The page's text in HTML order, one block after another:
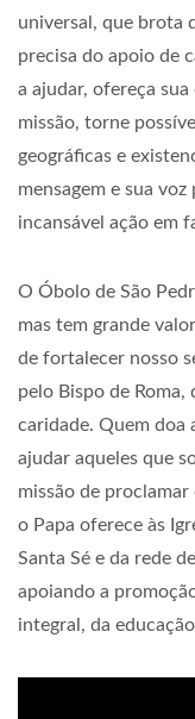
universal, que brota
precisa do apoio de
a ajudar, ofereça
missão, torne
geográficas e
mensagem e sua
incansável ação em
O Óbolo de São
mas tem grande
de fortalecer nosso
pelo Bispo de Roma,
caridade. Quem doa
ajudar aqueles que
missão de
o Papa oferece às
Santa Sé e da rede
apoiando a
integral, da